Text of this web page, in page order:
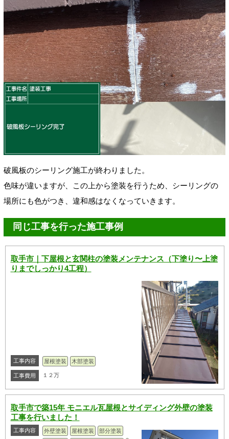
破風板のシーリング施工が終わりました。
色味が違いますが、この上から塗装を行うため、シーリングの
場所にも色がつき、違和感はなくなっていきます。
同じ工事を行った施工事例
取手市｜下屋根と玄関柱の塗装メンテナンス（下塗り〜上塗
りまでしっかり4工程）
工事内容 屋根塗装 木部塗装
工事費用 １２万
取手市で築15年 モニエル瓦屋根とサイディング外壁の塗装
工事を行いました！
工事内容 外壁塗装 屋根塗装
部分塗装